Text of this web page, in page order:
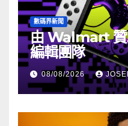
數碼界新聞
由 Walmart 贊
編輯團隊
08/08/2026